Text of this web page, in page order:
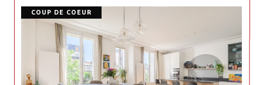
COUP DE COEUR